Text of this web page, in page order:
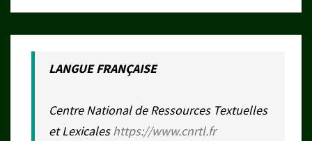
LANGUE FRANÇAISE
Centre National de Ressources Textuelles
et Lexicaleshttps://www.cnrtl.fr